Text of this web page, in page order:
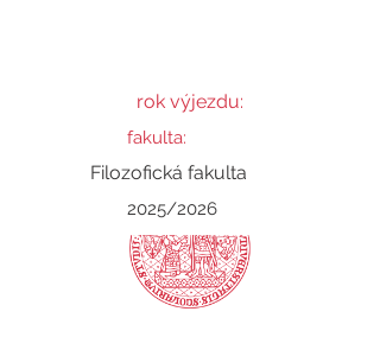
rok výjezdu:
fakulta:
Filozofická fakulta
2025/2026